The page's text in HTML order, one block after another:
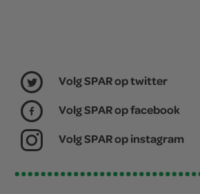
Volg SPAR op twitter
Volg SPAR op facebook
Volg SPAR op instagram